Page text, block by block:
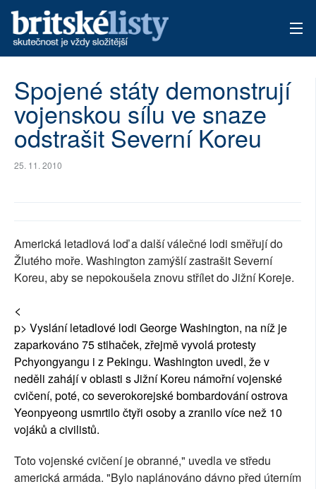
ARCHIV
TÉMATA
AUTOŘI
Spojené státy demonstrují
vojenskou sílu ve snaze
odstrašit Severní Koreu
25. 11. 2010
Americká letadlová loď a další válečné lodi směřují do
Žlutého moře. Washington zamýšlí zastrašit Severní
Koreu, aby se nepokoušela znovu střílet do Jižní Koreje.
<
p> Vyslání letadlové lodi George Washington, na níž je
zaparkováno 75 stihaček, zřejmě vyvolá protesty
Pchyongyangu i z Pekingu. Washington uvedl, že v
neděli zahájí v oblasti s Jižní Koreu námořní vojenské
cvičení, poté, co severokorejské bombardování ostrova
Yeonpyeong usmrtilo čtyři osoby a zranilo více než 10
vojáků a civilistů.
Toto vojenské cvičení je obranné," uvedla ve středu
americká armáda. "Bylo naplánováno dávno před úterním